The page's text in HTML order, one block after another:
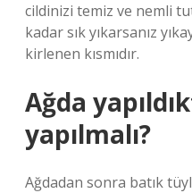
cildinizi temiz ve nemli
kadar sık ​​yıkarsanız
kirlenen kısmıdır.
Ağda
yapılmalı?
Ağdadan sonra batık